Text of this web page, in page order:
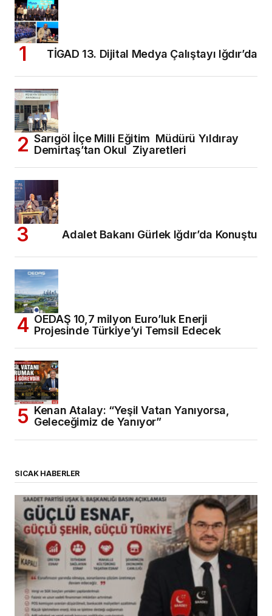
TİGAD 13. Dijital Medya Çalıştayı Iğdır’da
Sarıgöl İlçe Milli Eğitim Müdürü Yıldıray
Demirtaş’tan Okul Ziyaretleri
Adalet Bakanı Gürlek Iğdır’da Konuştu
OEDAŞ 10,7 milyon Euro’luk Enerji
Projesinde Türkiye’yi Temsil Edecek
Kenan Atalay: “Yeşil Vatan Yanıyorsa,
Geleceğimiz de Yanıyor”
SICAK HABERLER